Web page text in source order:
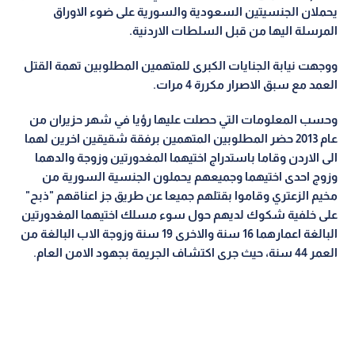
يحملان الجنسيتين السعودية والسورية على ضوء الاوراق
المرسلة اليها من قبل السلطات الاردنية.
ووجهت نيابة الجنايات الكبرى للمتهمين المطلوبين تهمة القتل
العمد مع سبق الاصرار مكررة 4 مرات.
وحسب المعلومات التي حصلت عليها رؤيا في شهر حزيران من
عام 2013 حضر المطلوبين المتهمين برفقة شقيقين اخرين لهما
الى الاردن وقاما باستدراج اختيهما المغدورتين وزوجة والدهما
وزوج احدى اختيهما وجميعهم يحملون الجنسية السورية من
مخيم الزعتري وقاموا بقتلهم جميعا عن طريق جز اعناقهم "ذبح"
على خلفية شكوك لديهم حول سوء مسلك اختيهما المغدورتين
البالغة اعمارهما 16 سنة والاخرى 19 سنة وزوجة الاب البالغة من
العمر 44 سنة، حيث جرى اكتشاف الجريمة بجهود الامن العام.